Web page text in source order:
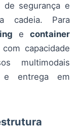
de segurança e
cadeia. Para
econtainer
capacidade
multimodais
e entrega em